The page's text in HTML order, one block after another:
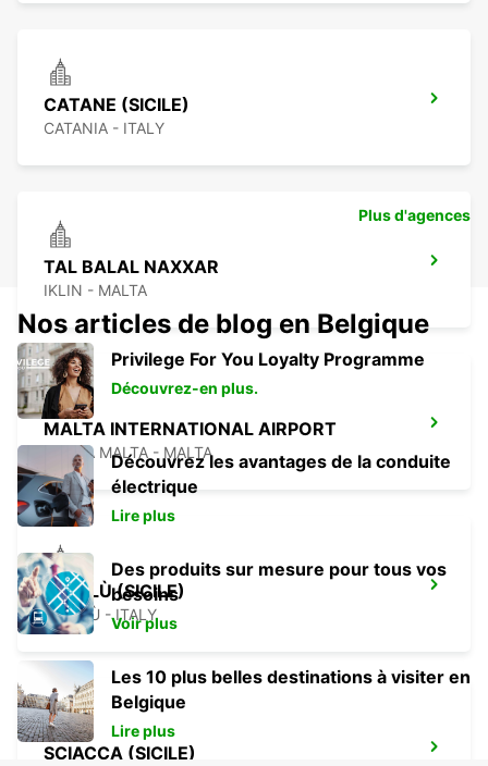
CATANE (SICILE)
CATANIA - ITALY
TAL BALAL NAXXAR
IKLIN - MALTA
MALTA INTERNATIONAL AIRPORT
GUDJA MALTA - MALTA
CEFALÙ (SICILE)
CEFALÙ - ITALY
SCIACCA (SICILE)
Plus d'agences
Nos articles de blog en Belgique
Privilege For You Loyalty Programme
Découvrez-en plus.
Découvrez les avantages de la conduite
électrique
Lire plus
Des produits sur mesure pour tous vos
besoins
Voir plus
Les 10 plus belles destinations à visiter en
Belgique
Lire plus